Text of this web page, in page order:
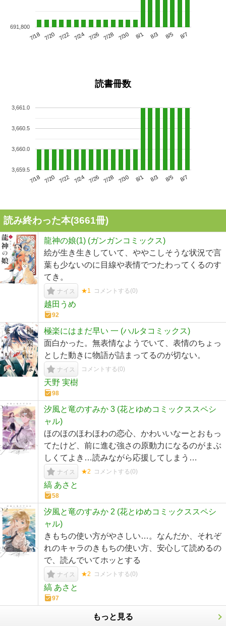
7/18 7/20 7/22 7/24 7/26 7/28 7/30 8/1 8/3 8/5 8/7
691,800
読書冊数
7/18 7/20 7/22 7/24 7/26 7/28 7/30 8/1 8/3 8/5 8/7
3,659.5
3,660.0
3,660.5
3,661.0
読み終わった本(3661冊)
龍神の娘(1) (ガンガンコミックス)
絵が生き生きしていて、ややこしそうな状況で言
葉も少ないのに目線や表情でつたわってくるのす
てき。
ナイス ★1 コメントする(0)
越田うめ
92
極楽にはまだ早い 一 (ハルタコミックス)
面白かった。無表情なようでいて、表情のちょっ
とした動きに物語が詰まってるのが切ない。
ナイス コメントする(0)
天野 実樹
98
汐風と竜のすみか 3 (花とゆめコミックススペシ
ャル)
ほのほのほわほわの恋心、かわいいなーとおもっ
てたけど、前に進む強さの原動力になるのがまぶ
しくてよき…読みながら応援してしまう…
ナイス ★2 コメントする(0)
縞 あさと
58
汐風と竜のすみか 2 (花とゆめコミックススペシ
ャル)
きもちの使い方がやさしい…。なんだか、それぞ
れのキャラのきもちの使い方、安心して読めるの
で、読んでいてホッとする
ナイス ★2 コメントする(0)
縞 あさと
97
もっと見る